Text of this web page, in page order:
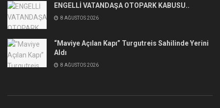
ENGELLİ VATANDAŞA OTOPARK KABUSU..
8 AĞUSTOS 2026
“Maviye Açılan Kapı” Turgutreis Sahilinde Yerini
Aldı
8 AĞUSTOS 2026